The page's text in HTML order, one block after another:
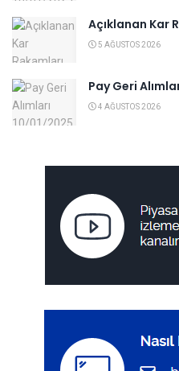
Açıklanan Kar
5 AĞUSTOS 2026
Pay Geri
4 AĞUSTOS 2026